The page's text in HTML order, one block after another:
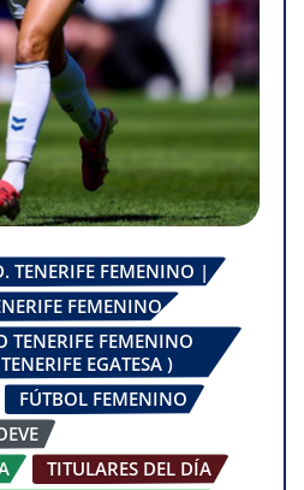
TENERIFE FEMENINO |
FEMENINO
TENERIFE FEMENINO
EGATESA )
FÚTBOL FEMENINO
TITULARES DEL DÍA